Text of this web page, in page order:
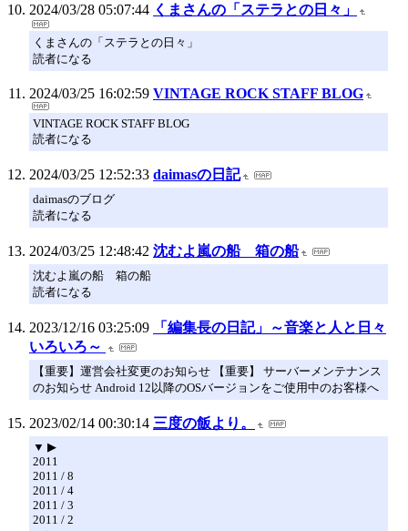
2024/03/28 05:07:44 くまさんの「ステラとの日々」
くまさんの「ステラとの日々」
読者になる
2024/03/25 16:02:59 VINTAGE ROCK STAFF BLOG
VINTAGE ROCK STAFF BLOG
読者になる
2024/03/25 12:52:33 daimasの日記
daimasのブログ
読者になる
2024/03/25 12:48:42 沈むよ嵐の船 箱の船
沈むよ嵐の船 箱の船
読者になる
2023/12/16 03:25:09
「編集長の日記」～音楽と人と日々
いろいろ～
【重要】運営会社変更のお知らせ 【重要】 サーバーメンテナンス
のお知らせ Android 12以降のOSバージョンをご使用中のお客様へ
2023/02/14 00:30:14 三度の飯より。
▼ ▶
2011
2011 / 8
2011 / 4
2011 / 3
2011 / 2